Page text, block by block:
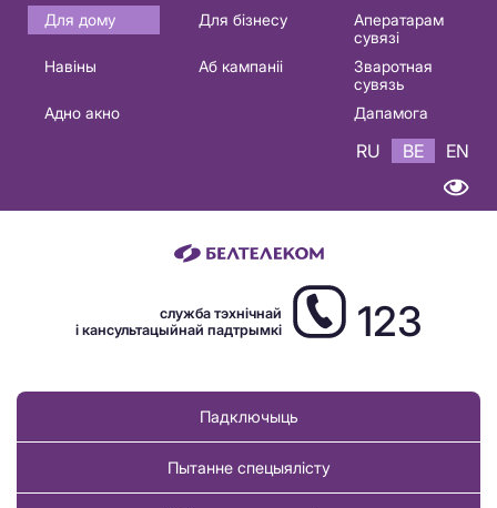
Основная
навигация
Для дому Для бізнесу
Аператарам
сувязі
Навіны
Аб кампаніі
Зваротная
сувязь
Адно акно
Дапамога
RU BE EN
служба тэхнічнай
і кансультацыйнай падтрымкі
123
Падключыць
Пытанне спецыялісту